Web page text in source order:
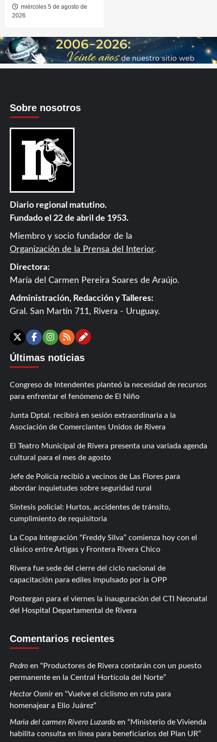
miércoles 5 de agosto de
2026
Sobre nosotros
Diario regional matutino.
Fundado el 22 de abril de 1953.
Miembro y socio fundador de la
Organización de la Prensa del Interior.
Directora:
María del Carmen Pereira Soares de Araújo.
Administración, Redacción y Talleres:
Gral. San Martín 711, Rivera - Uruguay.
X Facebook
Instagram
RSSContáctanos
Últimas noticias
Congreso de Intendentes planteó la necesidad de recursos
para enfrentar el fenómeno de El Niño
Junta Dptal. recibirá en sesión extraordinaria a la
Asociación de Comerciantes Unidos de Rivera
El Teatro Municipal de Rivera presenta una variada agenda
cultural para el mes de agosto
Jefe de Policía recibió a vecinos de Las Flores para
abordar inquietudes sobre seguridad rural
Síntesis policial: Hurtos, accidentes de tránsito,
cumplimiento de requisitoria
La Copa Integración “Freddy Silva” comienza hoy con el
clásico entre Artigas y Frontera Rivera Chico
Rivera fue sede del cierre del ciclo nacional de
capacitación para ediles impulsado por la OPP
Postergan para el viernes la inauguración del CTI Neonatal
del Hospital Departamental de Rivera
Comentarios recientes
Pedro en
Productores de Rivera contarán con un puesto
permanente en la Central Hortícola del Norte
Hector Osmiren
Vuelve el ciclismo en ruta para
homenajear a Elio Juárez
Maria del carmen Rivero Luzardo en
Ministerio de Vivienda
habilita consulta en línea para beneficiarios del Plan UR